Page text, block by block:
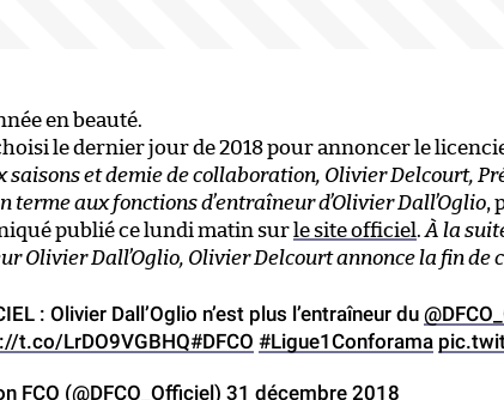
en beauté.
le dernier jour de 2018 pour annoncer le
saisons et demie de collaboration, Olivier Delcourt,
terme aux fonctions d’entraîneur d’Olivier Dall’Oglio,
publié ce lundi matin sur le site officiel. À la
Olivier Dall’Oglio, Olivier Delcourt annonce la fin de
: Olivier Dall’Oglio n’est plus l’entraîneur du
t.co/LrDO9VGBHQ#DFCO #Ligue1Conforama
FCO (@DFCO_Officiel) 31 décembre 2018